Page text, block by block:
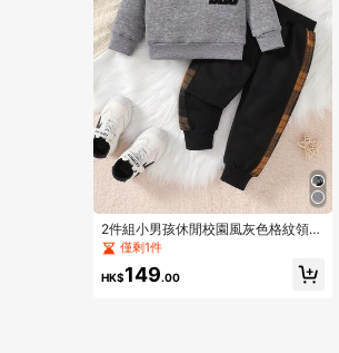
2件組小男孩休閒校園風灰色格紋領口
半拉鍊刺繡字母長袖上衣與灰色格紋
拼接黑色長褲套裝，秋冬款
僅剩1件
HK$149.00